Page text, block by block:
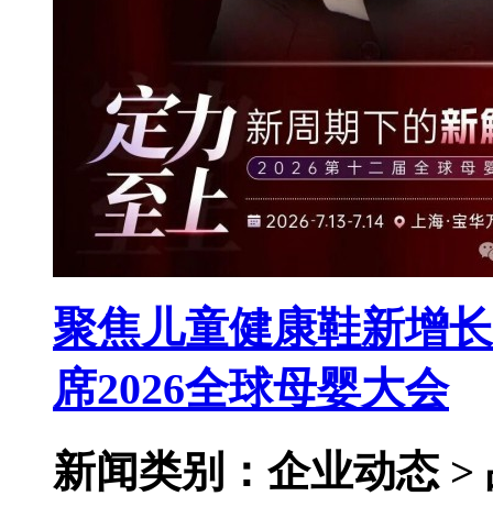
聚焦儿童健康鞋新增
席2026全球母婴大会
新闻类别：企业动态 >